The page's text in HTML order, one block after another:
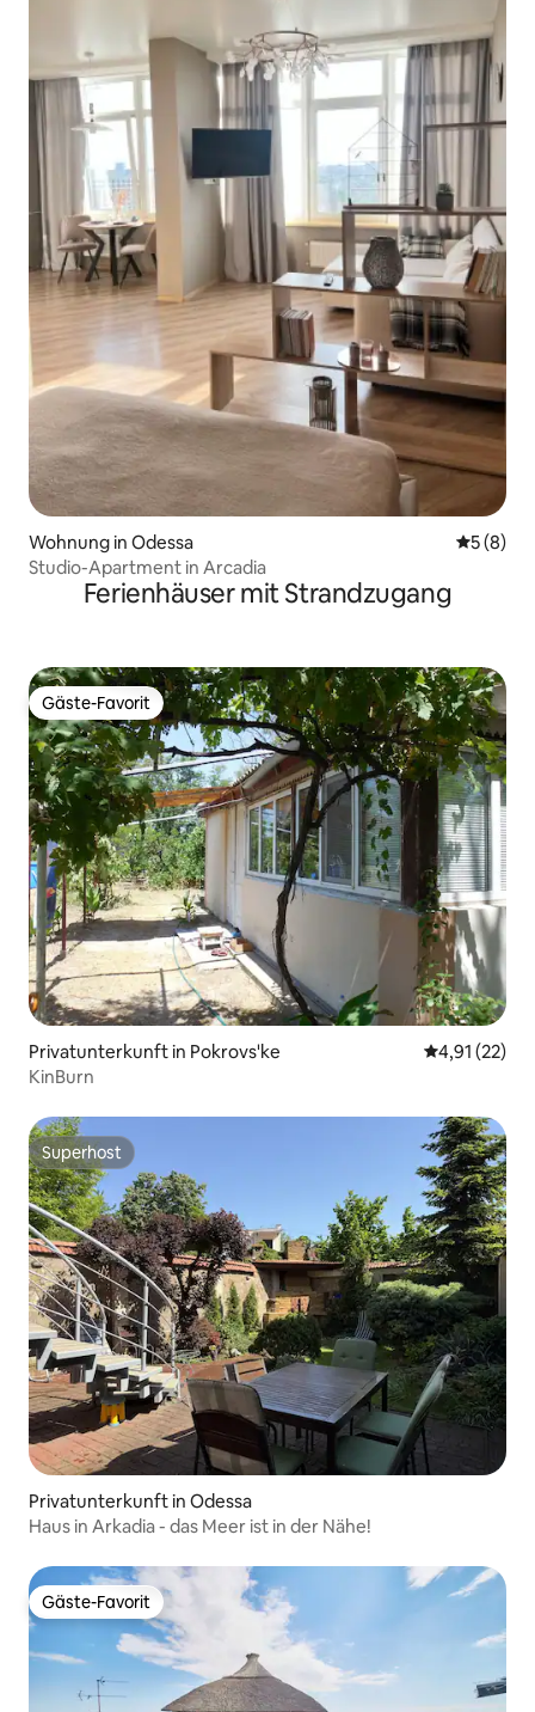
Wohnung in Odessa
5 (8)
Studio-Apartment in Arcadia
Ferienhäuser mit Strandzugang
Gäste-Favorit
Gäste-Favorit
Privatunterkunft in Pokrovs'ke
4,91 (22)
KinBurn
Superhost
Superhost
Privatunterkunft in Odessa
Haus in Arkadia - das Meer ist in der Nähe!
Gäste-Favorit
Gäste-Favorit